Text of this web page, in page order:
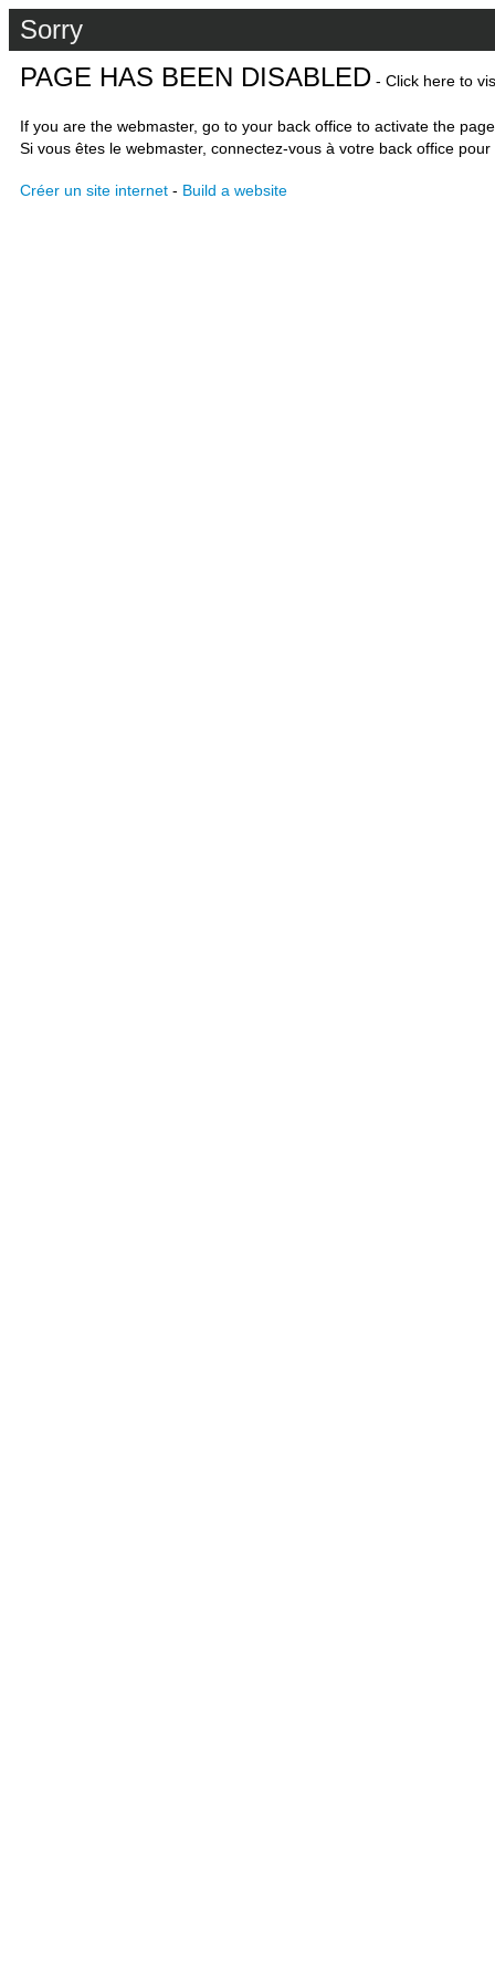
Sorry
PAGE HAS BEEN DISABLED - Click here to
If you are the webmaster, go to your back office to activate the
Si vous êtes le webmaster, connectez-vous à votre back office
Créer un site internet - Build a website